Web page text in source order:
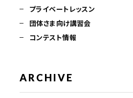
プライベートレッスン
団体さま向け講習会
コンテスト情報
ARCHIVE